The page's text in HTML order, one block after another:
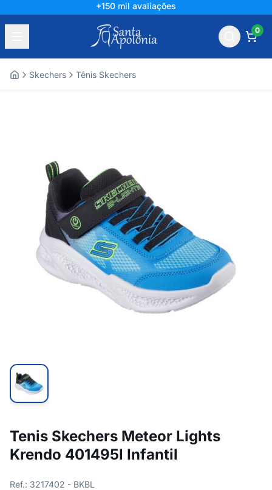
Líder há mais de 60 anos
0
Skechers Tênis Skechers
Tenis Skechers Meteor Lights
Krendo 401495l Infantil
Ref.: 3217402 - BKBL